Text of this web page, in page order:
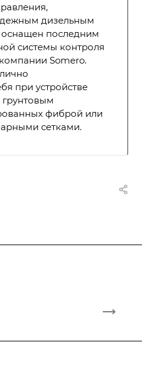
дизельным
оснащен последним
системы контроля
Somero.
при устройстве
фиброй или
сетками.